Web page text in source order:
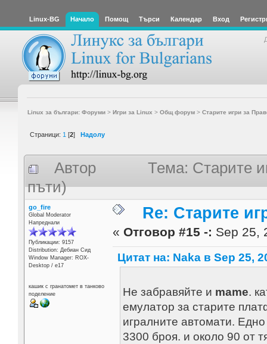
Linux-BG Начало Помощ Търси Календар Вход
Linux за българи: Форуми> Игри за Linux > Общ форум> Старите игри за
Страници: 1 [2] Надолу
Автор
Тема: Старите
пъти)
go_fire
Global Moderator
Напреднали
Публикации: 9157
Distribution: Дебиан Сид
Window Manager: ROX-
Desktop / е17
кашик с гранатомет в танково
поделение
Re: Старите
« Отговор #15 -: Sep 25,
Цитат на: Naka в Sep 25,
Не забравяйте и mame.
емулатор за старите
игралните автомати.
3300 броя. и около 90 от